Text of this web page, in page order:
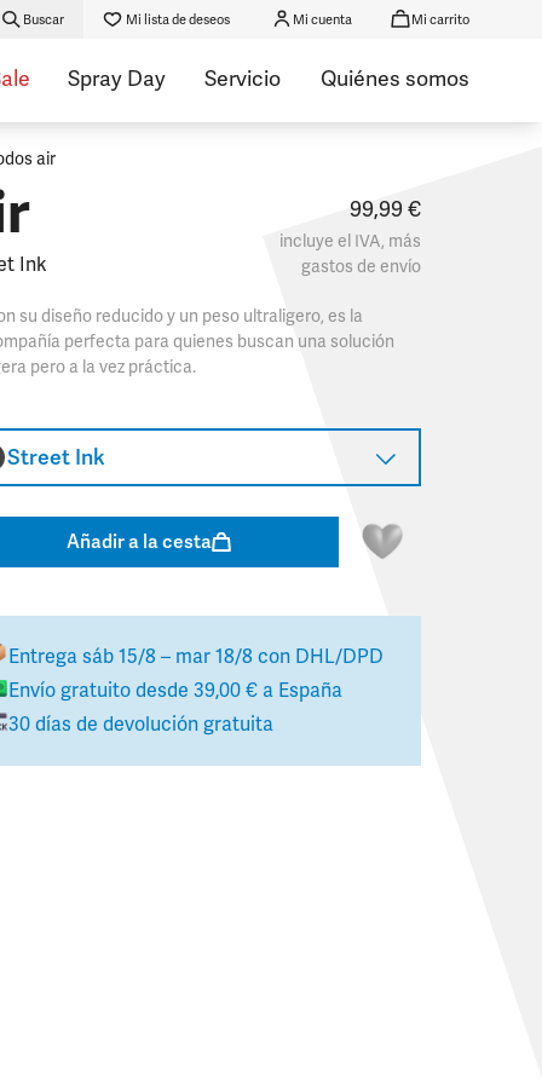
Buscar Mi lista de deseos Mi cuenta Mi carrito
Spray Day Servicio Quiénes somos
air
Ink
99,99 €
incluye el IVA, más
gastos de envío
su diseño reducido y un peso ultraligero, es la
perfecta para quienes buscan una solución
pero a la vez práctica.​
Street Ink
Añadir a la cesta
Entrega sáb 15/8 – mar 18/8 con DHL/DPD
Envío gratuito desde 39,00 €a España
30 días de devolución gratuita